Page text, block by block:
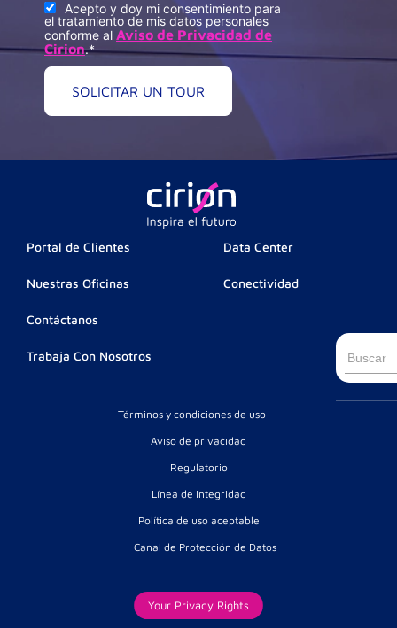
Acepto y doy mi consentimiento para
el tratamiento de mis datos personales
conforme al Aviso de Privacidad de
Cirion.*
Portal de Clientes
Nuestras Oficinas
Contáctanos
Trabaja Con Nosotros
Data Center
Conectividad
Términos y condiciones de uso
Aviso de privacidad
Regulatorio
Línea de Integridad
Política de uso aceptable
Canal de Protección de Datos
Your Privacy Rights